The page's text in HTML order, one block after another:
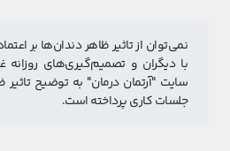
جلسات کاری پرداخته است.